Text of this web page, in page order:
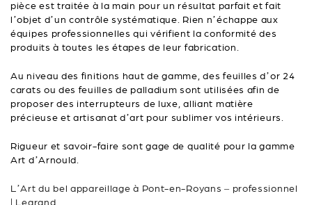
pièce est traitée à la main pour un résultat parfait et fait
l’objet d’un contrôle systématique. Rien n’échappe aux
équipes professionnelles qui vérifient la conformité des
produits à toutes les étapes de leur fabrication.
Au niveau des finitions haut de gamme, des feuilles d’or 24
carats ou des feuilles de palladium sont utilisées afin de
proposer des interrupteurs de luxe, alliant matière
précieuse et artisanat d’art pour sublimer vos intérieurs.
Rigueur et savoir-faire sont gage de qualité pour la gamme
Art d’Arnould.
L’Art du bel appareillage à Pont-en-Royans – professionnel
| Legrand